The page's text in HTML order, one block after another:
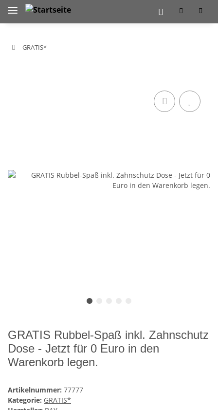
GRATIS*
GRATIS Rubbel-Spaß inkl. Zahnschutz
Dose - Jetzt für 0 Euro in den
Warenkorb legen.
Artikelnummer: 77777
Kategorie: GRATIS*